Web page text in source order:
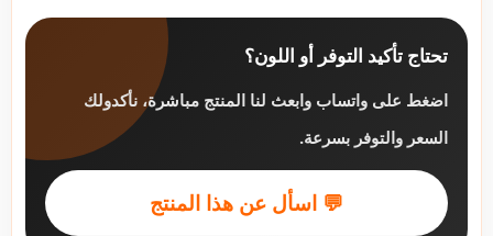
تحتاج تأكيد التوفر أو اللون؟
اضغط على واتساب وابعث لنا المنتج مباشرة، نأكدولك
السعر والتوفر بسرعة.
💬 اسأل عن هذا المنتج